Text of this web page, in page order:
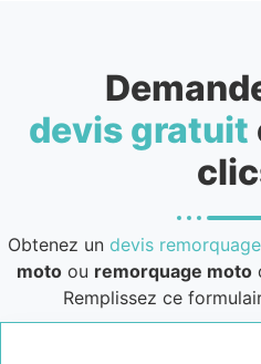
devis gratuit
Obtenez un devis
motoou remorquage moto
Remplissez ce